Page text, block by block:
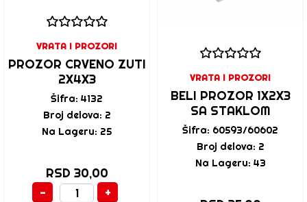
VRATA I PROZORI
PROZOR CRVENO ZUTI
2X4X3
Šifra: 4132
Broj delova: 2
Na Lageru: 25
RSD 30,00
-
+
VRATA I PROZORI
BELI PROZOR 1X2X3
SA STAKLOM
Šifra: 60593/60602
Broj delova: 2
Na Lageru: 43